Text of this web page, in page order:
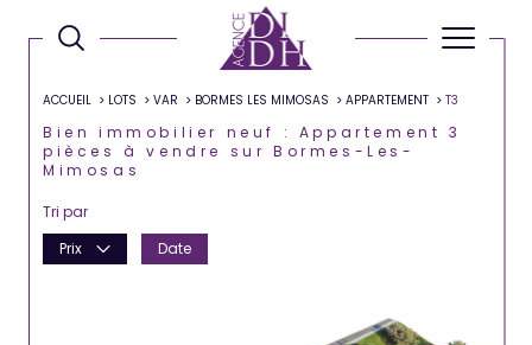
ACCUEIL LOTS VAR BORMES LES MIMOSAS APPARTEMENT T3
Bien immobilier neuf : Appartement 3
pièces à vendre sur Bormes-Les-
Mimosas
Tri par
Prix
Date